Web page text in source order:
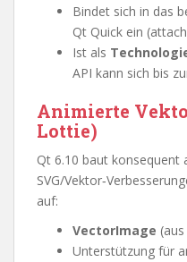
Bindet sich in das
Qt Quick ein
Ist als
API kann sich bis
Animierte
Lottie)
Qt 6.10 baut konsequent
SVG/
auf:
VectorImage
Unterstützung für